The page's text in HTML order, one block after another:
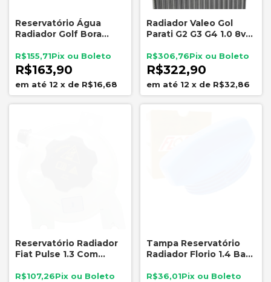
Reservatório Água
Radiador Golf Bora
1J0121407D
R$163,90
R$155,71
12 x de R$16,68
Radiador Valeo Gol
Parati G2 G3 G4 1.0 8v
Condicionado
R$322,90
R$306,76
12 x de R$32,86
Reservatório Radiador
Fiat Pulse 1.3 Com
52149366
R$107,26
Tampa Reservatório
Radiador Florio 1.4 Bar
A6
R$36,01